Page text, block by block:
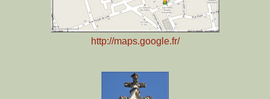
http://maps.google.fr/